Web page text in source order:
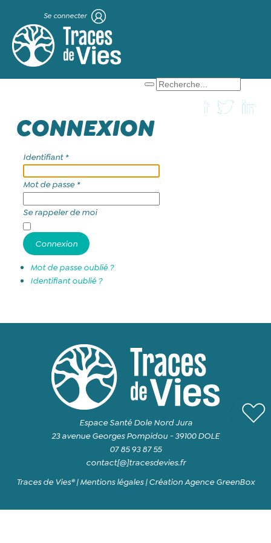
Se connecter
CONNEXION
Identifiant*
Mot de passe*
Se rappeler de moi
Connexion
Mot de passe oublié ?
Identifiant oublié ?
Espace Santé Dole Nord Jura
23 avenue Georges Pompidou - 39100 DOLE
07 85 93 87 55
contact[@]tracesdevies.fr
Traces de Vies® |Mentions légales|Création Agence GreenBox